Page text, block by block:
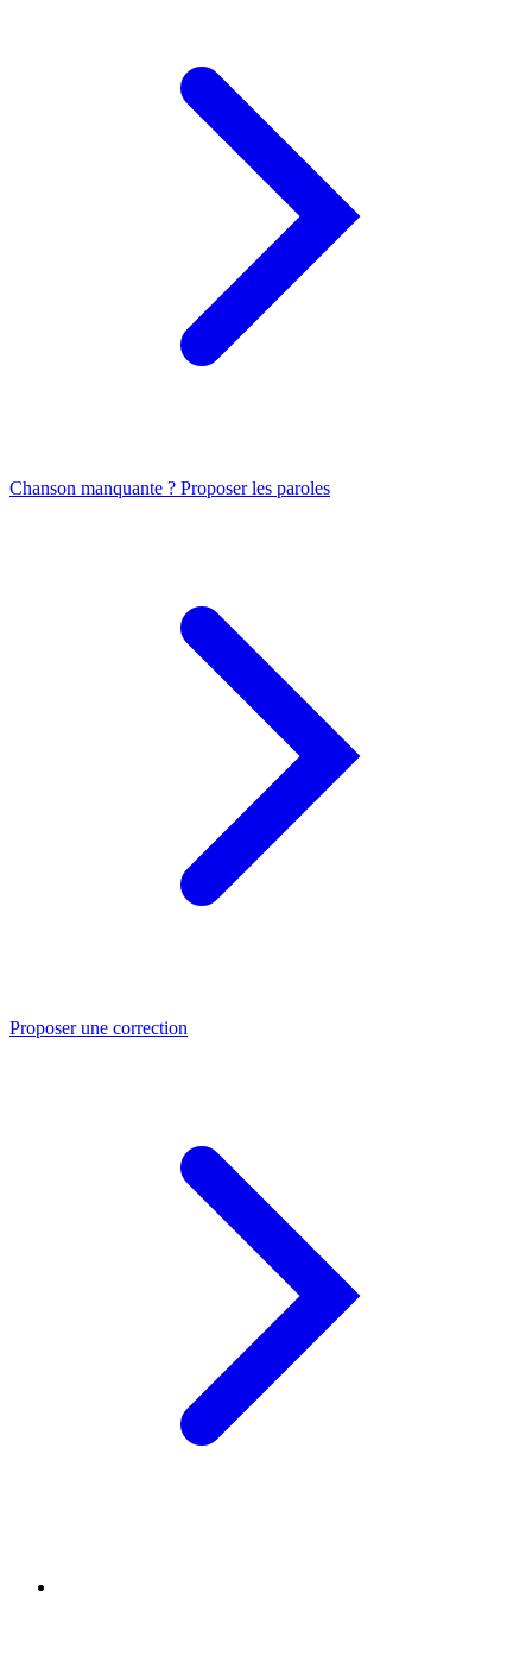
Chanson manquante ? Proposer les paroles
Proposer une correction